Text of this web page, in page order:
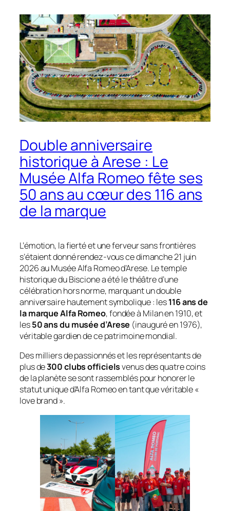
Double anniversaire
historique à Arese : Le
Musée Alfa Romeo fête ses
50 ans au cœur des 116 ans
de la marque
L’émotion, la fierté et une ferveur sans frontières
s’étaient donné rendez-vous ce dimanche 21 juin
2026 au Musée Alfa Romeo d’Arese. Le temple
historique du Biscione a été le théâtre d’une
célébration hors norme, marquant un double
anniversaire hautement symbolique : les116 ans de
la marque Alfa Romeo, fondée à Milan en 1910, et
les50 ans du musée d’Arese (inauguré en 1976),
véritable gardien de ce patrimoine mondial.
Des milliers de passionnés et les représentants de
plus de300 clubs officielsvenus des quatre coins
de la planète se sont rassemblés pour honorer le
statut unique d’Alfa Romeo en tant que véritable «
love brand».